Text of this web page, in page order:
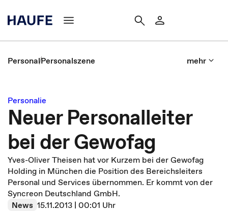
PersonalPersonalszene mehr
Personalie
Neuer Personalleiter
bei der Gewofag
Yves-Oliver Theisen hat vor Kurzem bei der Gewofag
Holding in München die Position des Bereichsleiters
Personal und Services übernommen. Er kommt von der
Syncreon Deutschland GmbH.
News 15.11.2013 | 00:01 Uhr